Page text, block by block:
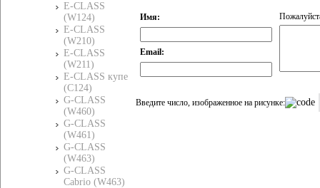
E-CLASS
(W124)
E-CLASS
(W210)
E-CLASS
(W211)
E-CLASS купе
(C124)
G-CLASS
(W460)
G-CLASS
(W461)
G-CLASS
(W463)
G-CLASS
Cabrio (W463)
Имя:
Email:
Введите число, изображенное на рисунке: